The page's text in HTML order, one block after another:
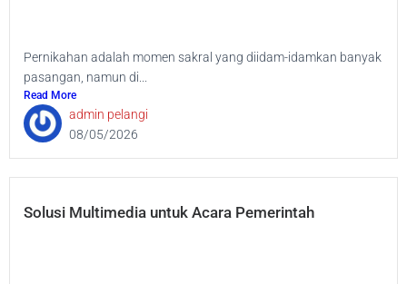
Pernikahan adalah momen sakral yang diidam-idamkan banyak
pasangan, namun di...
Read More
admin pelangi
08/05/2026
Solusi Multimedia untuk Acara Pemerintah